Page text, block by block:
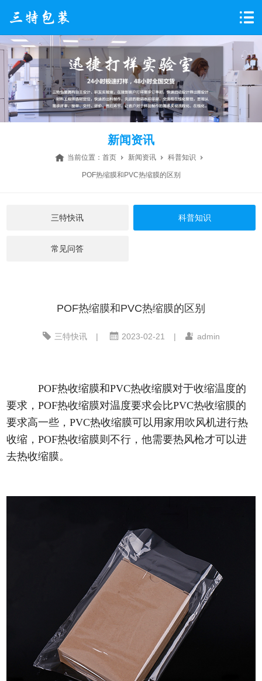
新闻资讯
当前位置： 首页 新闻资讯 科普知识
POF热缩膜和PVC热缩膜的区别
三特快讯 科普知识
常见问答
POF热缩膜和PVC热缩膜的区别
三特快讯 | 2023-02-21 | admin
POF热收缩膜和PVC热收缩膜对于收缩温度的
要求，POF热收缩膜对温度要求会比PVC热收缩膜的
要求高一些，PVC热收缩膜可以用家用吹风机进行热
收缩，POF热收缩膜则不行，他需要热风枪才可以进
去热收缩膜。